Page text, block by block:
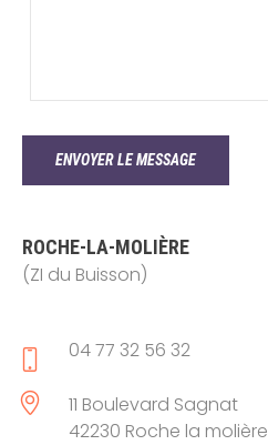
ROCHE-LA-MOLIÈRE
(ZI du Buisson)
04 77 32 56 32
11 Boulevard Sagnat
42230 Roche la molière